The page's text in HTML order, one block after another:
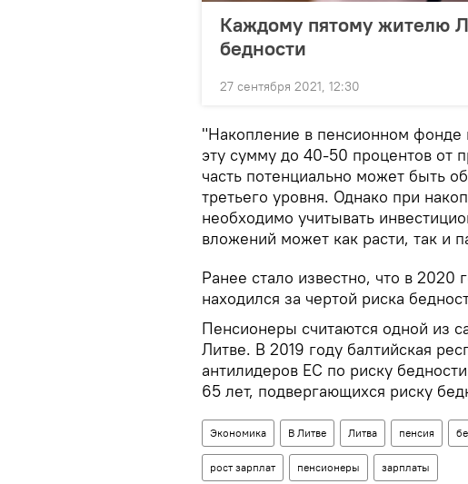
Каждому пятому жителю
бедности
27 сентября 2021, 12:30
"Накопление в пенсионном фонде
эту сумму до 40-50 процентов от
часть потенциально может быть
третьего уровня. Однако при
необходимо учитывать
вложений может как расти, так и
Ранее стало известно, что в
находился за чертой риска
Пенсионеры считаются одной из
Литве. В 2019 году балтийская
антилидеров ЕС по риску
65 лет, подвергающихся риску
Экономика В Литве Литва пенсия
рост зарплат пенсионеры зарплаты